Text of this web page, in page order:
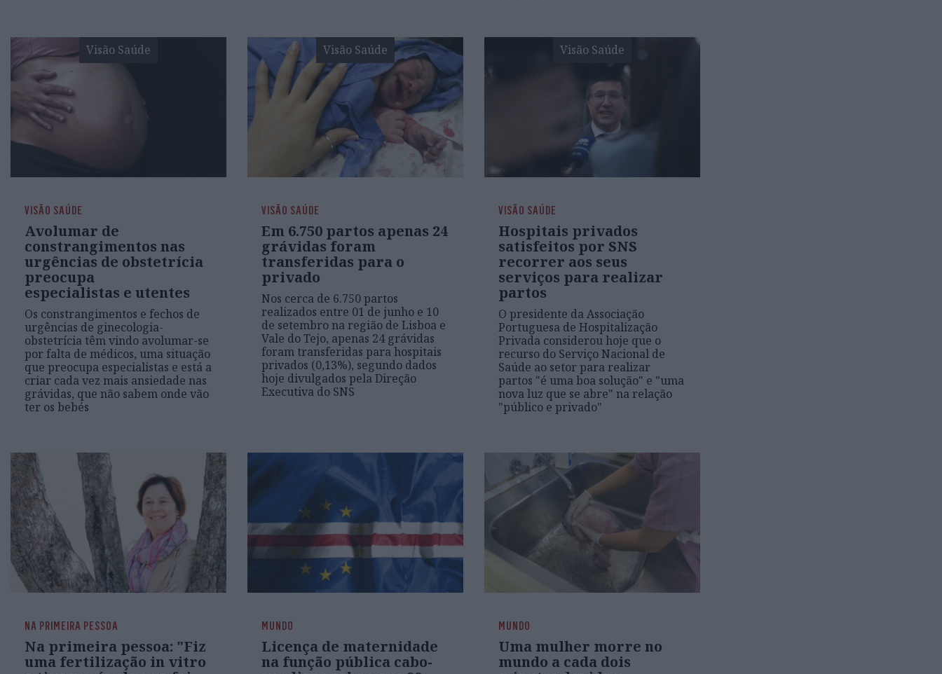
Visão Saúde
VISÃO SAÚDE
Avolumar de
constrangimentos nas
urgências de obstetrícia
preocupa
especialistas e utentes
Os constrangimentos e fechos de
urgências de ginecologia-
obstetrícia têm vindo avolumar-se
por falta de médicos, uma situação
que preocupa especialistas e está a
criar cada vez mais ansiedade nas
grávidas, que não sabem onde vão
ter os bebés
Visão Saúde
VISÃO SAÚDE
Em 6.750 partos apenas 24
grávidas foram
transferidas para o
privado
Nos cerca de 6.750 partos
realizados entre 01 de junho e 10
de setembro na região de Lisboa e
Vale do Tejo, apenas 24 grávidas
foram transferidas para hospitais
privados (0,13%), segundo dados
hoje divulgados pela Direção
Executiva do SNS
Visão Saúde
VISÃO SAÚDE
Hospitais privados
satisfeitos por SNS
recorrer aos seus
serviços para realizar
partos
O presidente da Associação
Portuguesa de Hospitalização
Privada considerou hoje que o
recurso do Serviço Nacional de
Saúde ao setor para realizar
partos "é uma boa solução" e "uma
nova luz que se abre" na relação
"público e privado"
NA PRIMEIRA PESSOA
Na primeira pessoa: "Fiz
uma fertilização in vitro
MUNDO
Licença de maternidade
na função pública cabo-
MUNDO
Uma mulher morre no
mundo a cada dois